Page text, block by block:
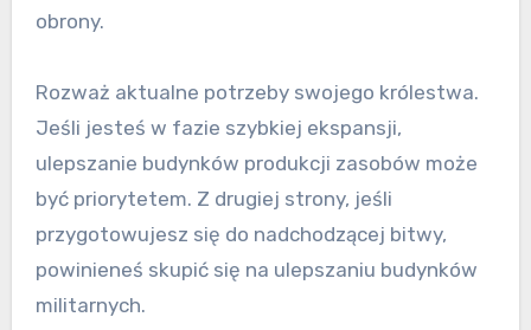
obrony.
Rozważ aktualne potrzeby swojego królestwa.
Jeśli jesteś w fazie szybkiej ekspansji,
ulepszanie budynków produkcji zasobów może
być priorytetem. Z drugiej strony, jeśli
przygotowujesz się do nadchodzącej bitwy,
powinieneś skupić się na ulepszaniu budynków
militarnych.